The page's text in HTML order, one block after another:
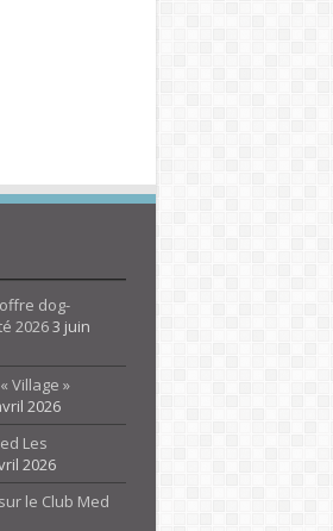
dog-
20263 juin
Village »
2026
Les
2026
le Club Med